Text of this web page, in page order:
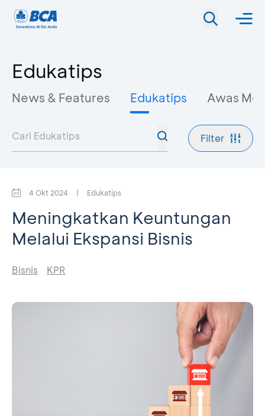
Edukatips
News & Features Edukatips Awas
Filter
4 Okt 2024 | Edukatips
Meningkatkan Keuntungan
Melalui Ekspansi Bisnis
Bisnis KPR